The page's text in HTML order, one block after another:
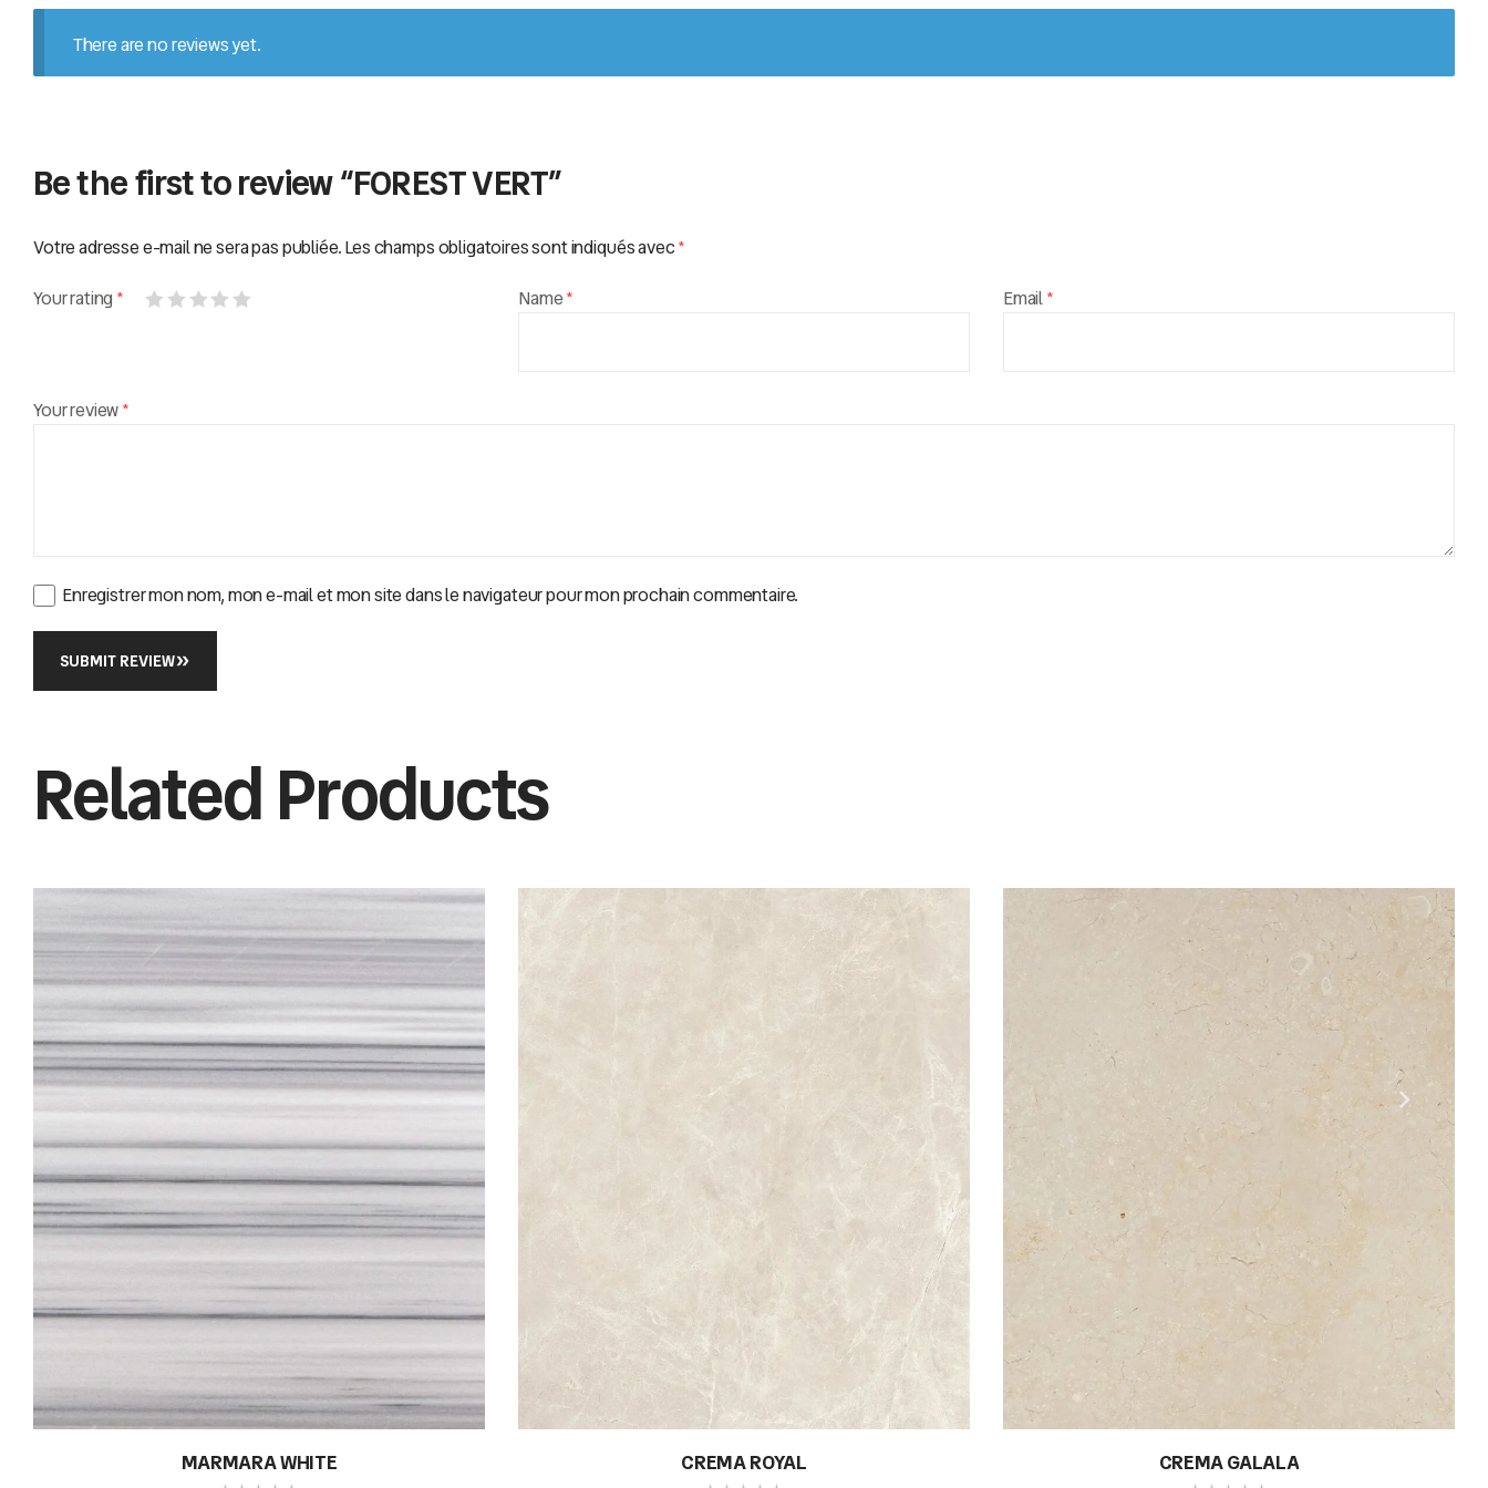
There are no reviews yet.
Be the first to review “FOREST VERT”
Votre adresse e-mail ne sera pas publiée.Les champs obligatoires sont indiqués avec*
Your rating *
Your review*
Name* Email*
Enregistrer mon nom, mon e-mail et mon site dans le navigateur pour mon prochain commentaire.
SUBMIT REVIEW
Related Products
MARMARA WHITE CREMA ROYAL CREMA GALALA